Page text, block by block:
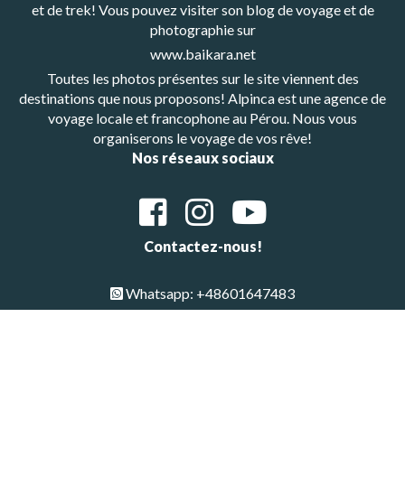
et de trek! Vous pouvez visiter son blog de voyage et de
photographie sur
www.baikara.net
Toutes les photos présentes sur le site viennent des
destinations que nous proposons! Alpinca est une agence de
voyage locale et francophone au Pérou. Nous vous
organiserons le voyage de vos rêve!
Nos réseaux sociaux
Contactez-nous!
Whatsapp: +48601647483